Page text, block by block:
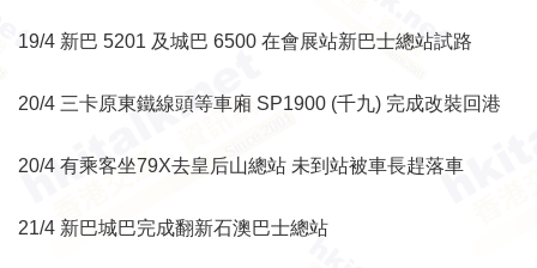
19/4 新巴 5201 及城巴 6500 在會展站新巴士總站試路
20/4 三卡原東鐵線頭等車廂 SP1900 (千九) 完成改裝回港
20/4 有乘客坐79X去皇后山總站 未到站被車長趕落車
21/4 新巴城巴完成翻新石澳巴士總站